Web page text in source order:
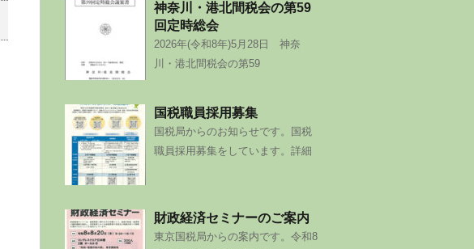
神奈川・港北間税会の第59
回定時総会
2026年(令和8年)5月28日 神奈
川・港北間税会の第59
国税職員採用募集
国税局からのお知らせです。国税
職員採用募集をしています。詳細
財政経済セミナーのご案内
東京国税局からの案内です。令和8